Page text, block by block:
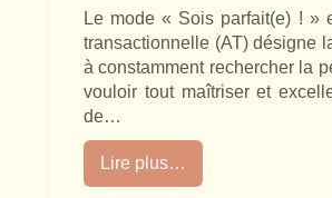
Le mode « Sois parfait(e) ! »
transactionnelle (AT) désigne
à constamment rechercher la
vouloir tout maîtriser et
de…
Lire plus…